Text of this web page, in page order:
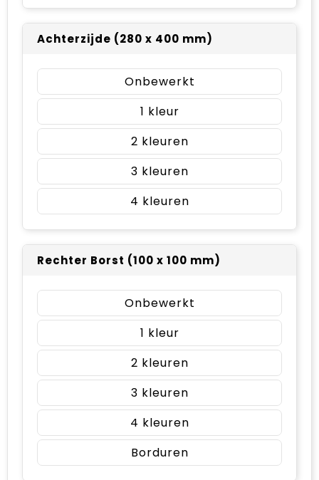
Achterzijde (280 x 400 mm)
Onbewerkt
1
2
3
4
Rechter Borst (100 x 100 mm)
Onbewerkt
1
2
3
4
Borduren